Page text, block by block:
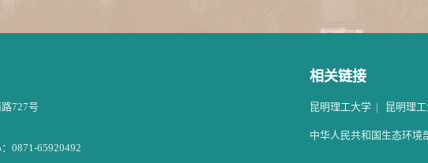
727号
0871-65920492
相关链接
昆明理工大学 | 昆明理
中华人民共和国生态环境